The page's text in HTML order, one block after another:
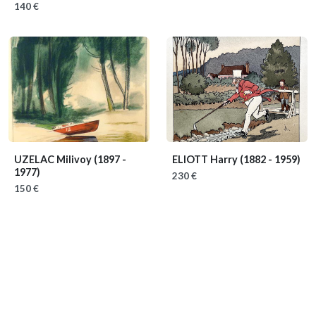
140 €
UZELAC Milivoy (1897 -
1977)
150 €
ELIOTT Harry (1882 - 1959)
230 €